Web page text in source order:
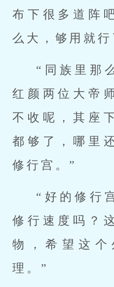
布下很多道阵
么大，够用就行
“同族里那
红颜两位大帝
不收呢，其座
都够了，哪里
修行宫。”
“好的修行
修行速度吗？
物，希望这个
理。”